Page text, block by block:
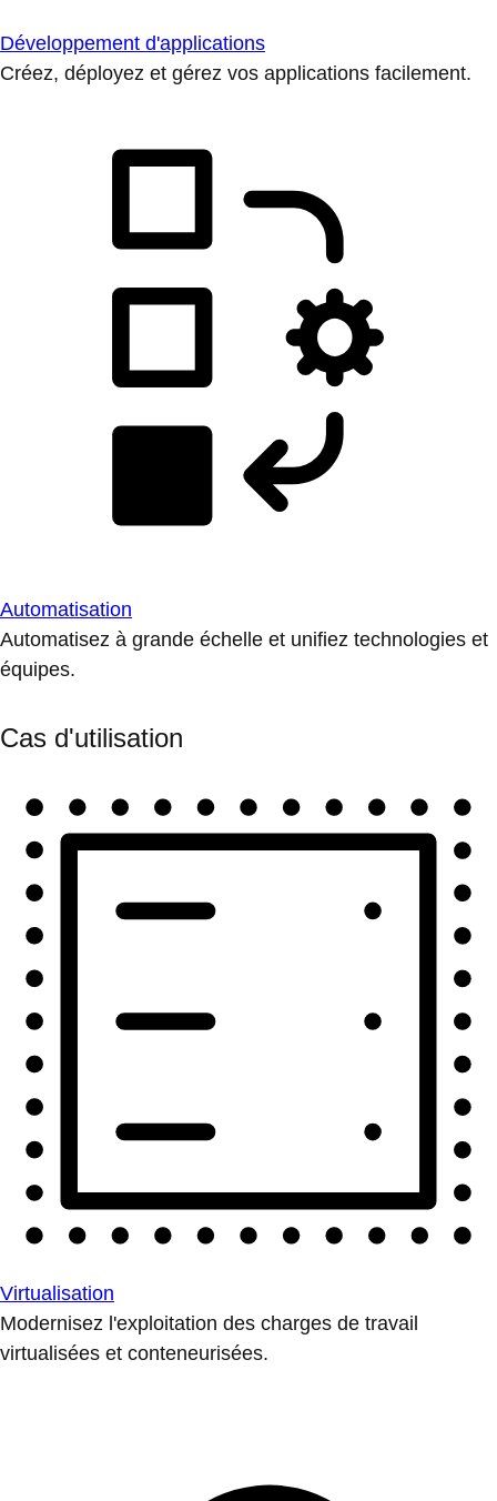
Développement d'applications
Créez, déployez et gérez vos applications facilement.
Automatisation
Automatisez à grande échelle et unifiez technologies et
équipes.
Cas d'utilisation
Virtualisation
Modernisez l'exploitation des charges de travail
virtualisées et conteneurisées.